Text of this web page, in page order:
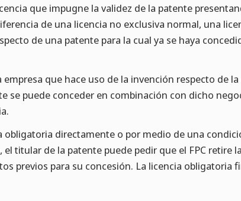
que impugne la validez de la patente
de una licencia no exclusiva normal, una
de una patente para la cual ya se haya
que hace uso de la invención respecto de
se puede conceder en combinación con dicho
obligatoria directamente o por medio de una
titular de la patente puede pedir que el FPC retire
previos para su concesión. La licencia obligatoria